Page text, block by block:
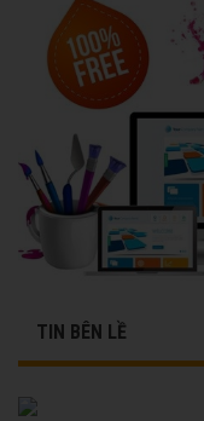
TIN BÊN LỀ